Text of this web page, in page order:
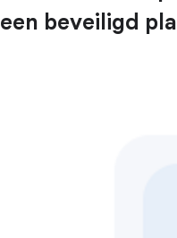
een beveiligd